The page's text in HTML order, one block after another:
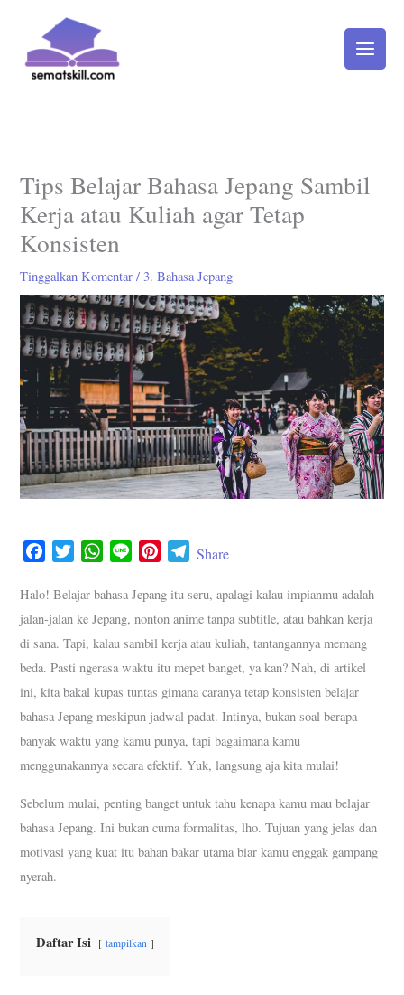
konten
Tips Belajar Bahasa Jepang Sambil
Kerja atau Kuliah agar Tetap
Konsisten
Tinggalkan Komentar / 3. Bahasa Jepang
c
e
b
o
k
i
t
t
e
W
a
t
s
p
n
e
n
t
e
s
t
T
l
e
g
a
m
Share
Halo! Belajar bahasa Jepang itu seru, apalagi kalau impianmu adalah
jalan-jalan ke Jepang, nonton anime tanpa subtitle, atau bahkan kerja
di sana. Tapi, kalau sambil kerja atau kuliah, tantangannya memang
beda. Pasti ngerasa waktu itu mepet banget, ya kan? Nah, di artikel
ini, kita bakal kupas tuntas gimana caranya tetap konsisten belajar
bahasa Jepang meskipun jadwal padat. Intinya, bukan soal berapa
banyak waktu yang kamu punya, tapi bagaimana kamu
menggunakannya secara efektif. Yuk, langsung aja kita mulai!
Sebelum mulai, penting banget untuk tahu kenapa kamu mau belajar
bahasa Jepang. Ini bukan cuma formalitas, lho. Tujuan yang jelas dan
motivasi yang kuat itu bahan bakar utama biar kamu enggak gampang
nyerah.
Daftar Isi tampilkan